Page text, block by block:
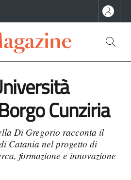
Cunziria
Di Gregorio racconta il
Catania nel progetto di
formazione e innovazione